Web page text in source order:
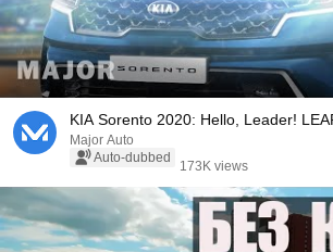
KIA Sorento 2020: Hello, Leader!
Major Auto
Auto-dubbed
173K views